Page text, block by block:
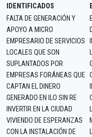
IDENTIFICADOS
FALTA DE GENERACIÓN Y
APOYO A MICRO
EMPRESARIO DE SERVICIOS
LOCALES QUE SON
SUPLANTADOS POR
EMPRESAS FORÁNEAS QUE
CAPTAN EL DINERO
GENERADO EN ILO SIN RE
INVERTIR EN LA CIUDAD
VIVIENDO DE ESPERANZAS
CON LA INSTALACIÓN DE